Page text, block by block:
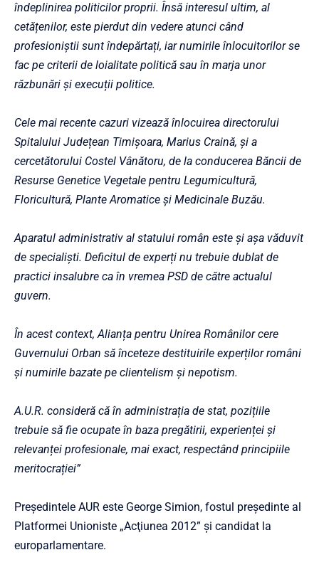
îndeplinirea politicilor proprii. Însă interesul ultim, al
cetățenilor, este pierdut din vedere atunci când
profesioniștii sunt îndepărtați, iar numirile înlocuitorilor se
fac pe criterii de loialitate politică sau în marja unor
răzbunări și execuții politice.
Cele mai recente cazuri vizează înlocuirea directorului
Spitalului Județean Timișoara, Marius Craină, și a
cercetătorului Costel Vânătoru, de la conducerea Băncii de
Resurse Genetice Vegetale pentru Legumicultură,
Floricultură, Plante Aromatice şi Medicinale Buzău.
Aparatul administrativ al statului român este și așa văduvit
de specialiști. Deficitul de experți nu trebuie dublat de
practici insalubre ca în vremea PSD de către actualul
guvern.
În acest context, Alianța pentru Unirea Românilor cere
Guvernului Orban să înceteze destituirile experților români
și numirile bazate pe clientelism și nepotism.
A.U.R. consideră că în administrația de stat, pozițiile
trebuie să fie ocupate în baza pregătirii, experienței și
relevanței profesionale, mai exact, respectând principiile
meritocrației”
Președintele AUR este George Simion, fostul preşedinte al
Platformei Unioniste „Acţiunea 2012” şi candidat la
europarlamentare.